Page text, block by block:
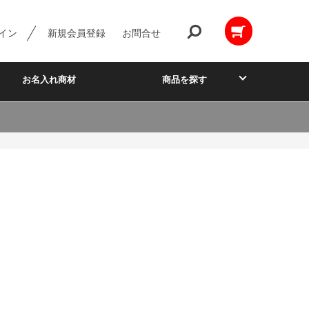
ン 新規会員登録 お問合せ
お名入れ商材 商品を探す